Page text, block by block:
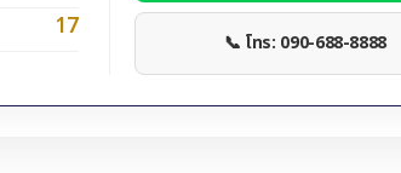
17
📞 โทร: 090-688-8888